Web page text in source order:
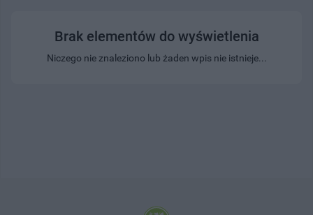
Brak elementów do wyświetlenia
Niczego nie znaleziono lub żaden wpis nie istnieje...